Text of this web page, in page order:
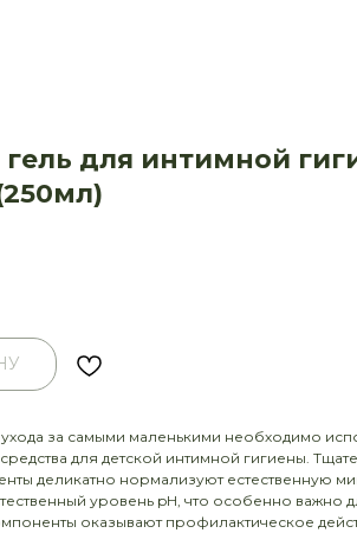
гель для интимной
за самыми маленькими необходимо
для детской интимной гигиены.
деликатно нормализуют естественную
уровень pH, что особенно важно
оказывают профилактическое